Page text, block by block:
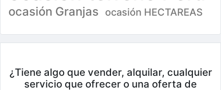
ocasión Granjas ocasión HECTAREAS
¿Tiene algo que vender, alquilar, cualquier
servicio que ofrecer o una oferta de